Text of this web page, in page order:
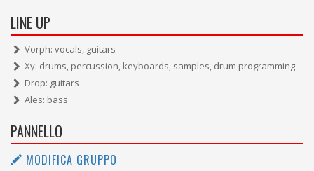
LINE UP
Vorph: vocals, guitars
Xy: drums, percussion, keyboards, samples, drum programming
Drop: guitars
Ales: bass
PANNELLO
MODIFICA GRUPPO